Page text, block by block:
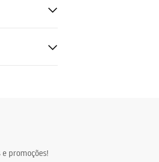
fixação,
promoções!